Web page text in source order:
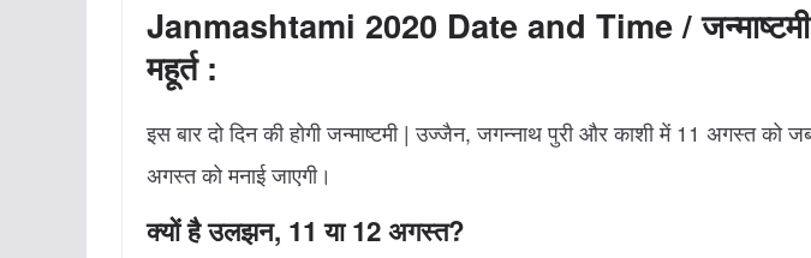
Janmashtami 2020 Date and Time /
महूर्त :
इस बार दो दिन की होगी जन्माष्टमी | उज्जैन, जगन्नाथ पुरी और काशी में 11 अगस्त को
अगस्त को मनाई जाएगी।
क्यों है उलझन, 11 या 12 अगस्त?